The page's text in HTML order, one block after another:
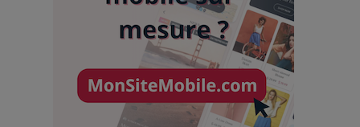
Pharaonic Festival 2025 : 10
ans d’électro sous les
montagnes, une fête à ne pas
manquer